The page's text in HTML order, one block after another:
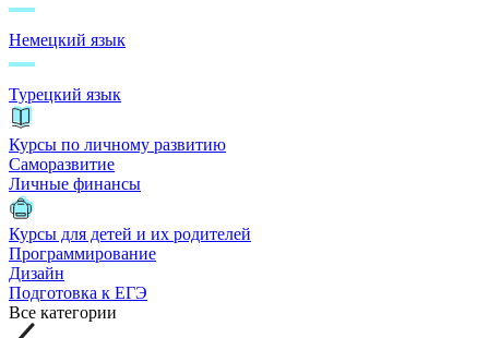
Немецкий язык
Турецкий язык
Курсы по личному развитию
Саморазвитие
Личные финансы
Курсы для детей и их родителей
Программирование
Дизайн
Подготовка к ЕГЭ
Все категории